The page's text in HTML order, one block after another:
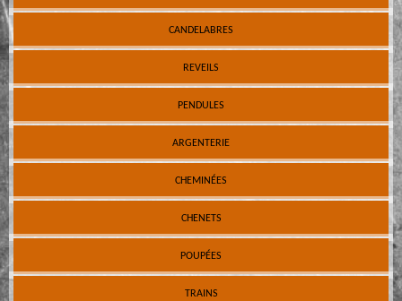
CANDELABRES
REVEILS
PENDULES
ARGENTERIE
CHEMINÉES
CHENETS
POUPÉES
TRAINS